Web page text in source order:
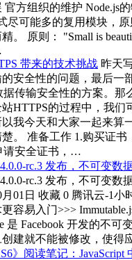
官方组织的维护 Node.js
尽可能多的复用模块，
。 原则： "Small is
带来的技术挑战 昨天
安全性的问题，最后一
据传输安全性的方案。那
HTTPS的过程中，我们
我今天和大家一起来算
。 准备工作 1.购买证书
请安全证书，…
rc.3 发布，不可变数
rc.3 发布，不可变数
月01日 收藏 0 腾讯云-1小
容易入门>>>
是 Facebook 开发的不可
创建就不能被修改，使得
》阅读笔记：JavaScript